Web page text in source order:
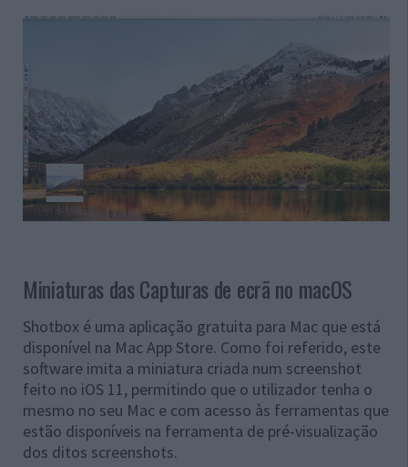
Miniaturas das Capturas de ecrã no macOS
Shotbox é uma aplicação gratuita para Mac que está
disponível na Mac App Store. Como foi referido, este
software imita a miniatura criada num screenshot
feito no iOS 11, permitindo que o utilizador tenha o
mesmo no seu Mac e com acesso às ferramentas que
estão disponíveis na ferramenta de pré-visualização
dos ditos screenshots.